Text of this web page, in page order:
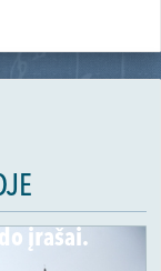
įrašai.